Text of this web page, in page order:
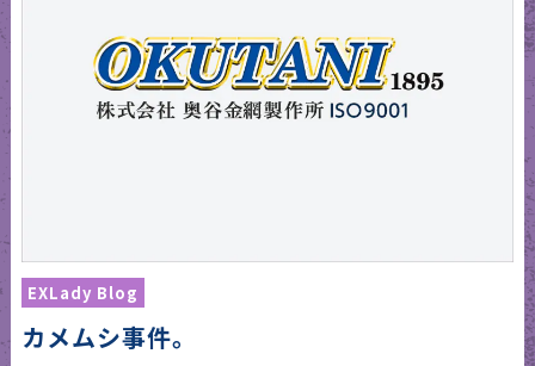
EXLady Blog
カメムシ事件。